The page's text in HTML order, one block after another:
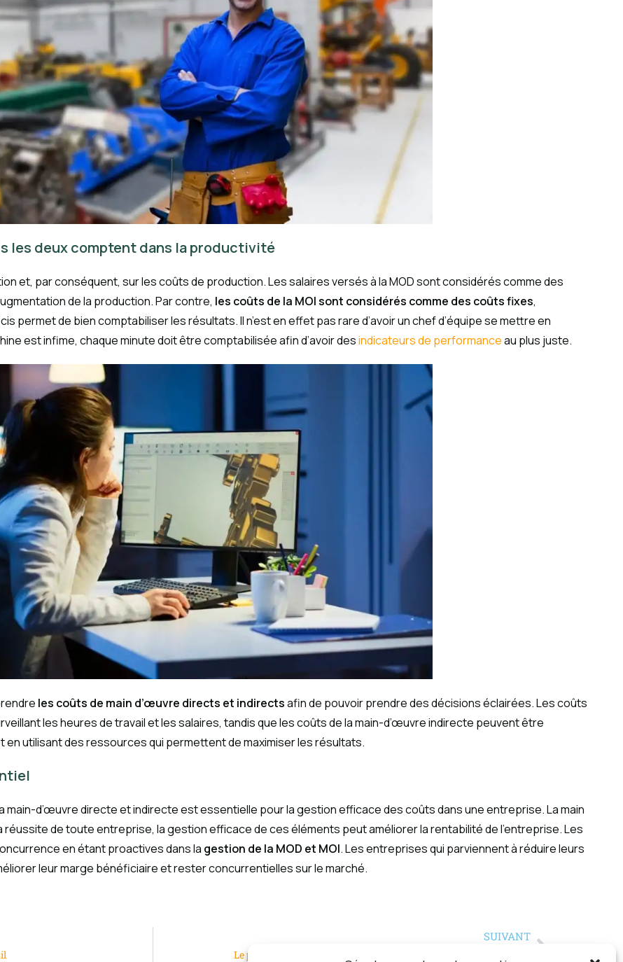
les deux comptent dans la productivité
et, par conséquent, sur les coûts de production. Les salaires versés à la MOD sont considérés comme des
de la production. Par contre, les coûts de la MOI sont considérés comme des coûts fixes,
permet de bien comptabiliser les résultats. Il n’est en effet pas rare d’avoir un chef d’équipe se mettre en
est infime, chaque minute doit être comptabilisée afin d’avoir desindicateurs de performanceau plus juste.
les coûts de main d’œuvre directs et indirectsafin de pouvoir prendre des décisions éclairées. Les coûts
les heures de travail et les salaires, tandis que les coûts de la main-d’œuvre indirecte peuvent être
utilisant des ressources qui permettent de maximiser les résultats.
d’œuvre directe et indirecte est essentielle pour la gestion efficace des coûts dans une entreprise. La main
de toute entreprise, la gestion efficace de ces éléments peut améliorer la rentabilité de l’entreprise. Les
en étant proactives dans la gestion de la MOD et MOI. Les entreprises qui parviennent à réduire leurs
leur marge bénéficiaire et rester concurrentielles sur le marché.
SUIVANT
Le pick-up nacelle tout-terrain : Polyvalence et efficacité en action